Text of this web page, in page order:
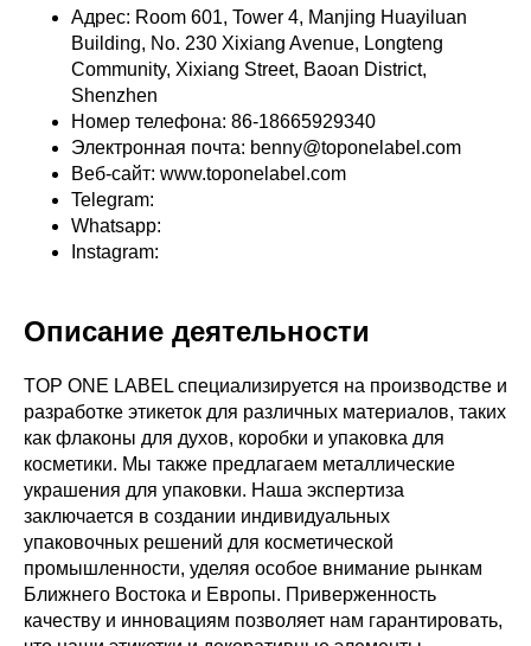
Адрес: Room 601, Tower 4, Manjing Huayiluan
Building, No. 230 Xixiang Avenue, Longteng
Community, Xixiang Street, Baoan District,
Shenzhen
Номер телефона: 86-18665929340
Электронная почта: benny@toponelabel.com
Веб-сайт: www.toponelabel.com
Telegram:
Whatsapp:
Instagram:
Описание деятельности
TOP ONE LABEL специализируется на производстве и
разработке этикеток для различных материалов, таких
как флаконы для духов, коробки и упаковка для
косметики. Мы также предлагаем металлические
украшения для упаковки. Наша экспертиза
заключается в создании индивидуальных
упаковочных решений для косметической
промышленности, уделяя особое внимание рынкам
Ближнего Востока и Европы. Приверженность
качеству и инновациям позволяет нам гарантировать,